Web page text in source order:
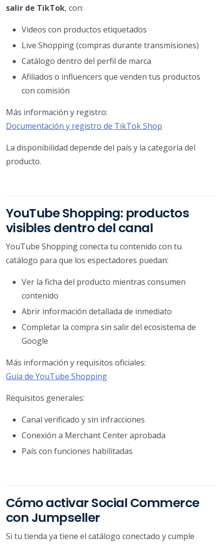
salir de TikTok, con:
Videos con productos etiquetados
Live Shopping (compras durante transmisiones)
Catálogo dentro del perfil de marca
Afiliados o influencers que venden tus productos
con comisión
Más información y registro:
Documentación y registro de TikTok Shop
La disponibilidad depende del país y la categoría del
producto.
YouTube Shopping: productos
visibles dentro del canal
YouTube Shopping conecta tu contenido con tu
catálogo para que los espectadores puedan:
Ver la ficha del producto mientras consumen
contenido
Abrir información detallada de inmediato
Completar la compra sin salir del ecosistema de
Google
Más información y requisitos oficiales:
Guía de YouTube Shopping
Requisitos generales:
Canal verificado y sin infracciones
Conexión a Merchant Center aprobada
País con funciones habilitadas
Cómo activar Social Commerce
con Jumpseller
Si tu tienda ya tiene el catálogo conectado y cumple